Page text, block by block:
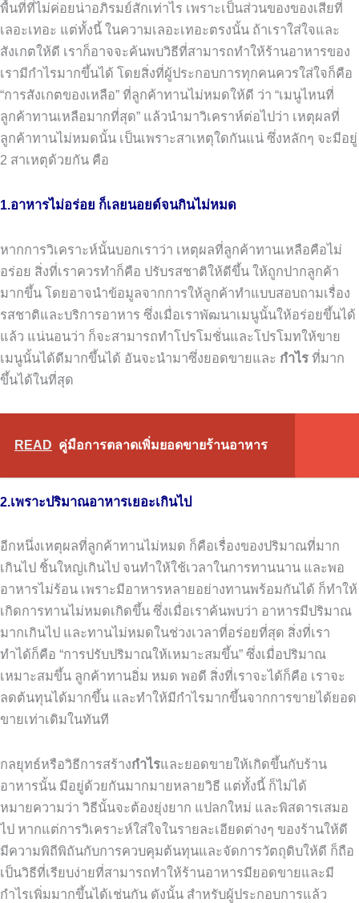
พื้นที่ที่ไม่ค่อยน่าอภิรมย์สักเท่าไร เพราะเป็นส่วนของของเสียที่
เลอะเทอะ แต่ทั้งนี้ ในความเลอะเทอะตรงนั้น ถ้าเราใส่ใจและ
สังเกตให้ดี เราก็อาจจะค้นพบวิธีที่สามารถทำให้ร้านอาหารของ
เรามีกำไรมากขึ้นได้ โดยสิ่งที่ผู้ประกอบการทุกคนควรใส่ใจก็คือ
“การสังเกตของเหลือ” ที่ลูกค้าทานไม่หมดให้ดี ว่า “เมนูไหนที่
ลูกค้าทานเหลือมากที่สุด” แล้วนำมาวิเคราห์ต่อไปว่า เหตุผลที่
ลูกค้าทานไม่หมดนั้น เป็นเพราะสาเหตุใดกันแน่ ซึ่งหลักๆ จะมีอยู่
2 สาเหตุด้วยกัน คือ
1.อาหารไม่อร่อย ก็เลยนอยด์จนกินไม่หมด
หากการวิเคราะห์นั้นบอกเราว่า เหตุผลที่ลูกค้าทานเหลือคือไม่
อร่อย สิ่งที่เราควรทำก็คือ ปรับรสชาติให้ดีขึ้น ให้ถูกปากลูกค้า
มากขึ้น โดยอาจนำข้อมูลจากการให้ลูกค้าทำแบบสอบถามเรื่อง
รสชาติและบริการอาหาร ซึ่งเมื่อเราพัฒนาเมนูนั้นให้อร่อยขึ้นได้
แล้ว แน่นอนว่า ก็จะสามารถทำโปรโมชั่นและโปรโมทให้ขาย
เมนูนั้นได้ดีมากขึ้นได้ อันจะนำมาซึ่งยอดขายและ กำไร ที่มาก
ขึ้นได้ในที่สุด
READ คู่มือการตลาดเพิ่มยอดขายร้านอาหาร
2.เพราะปริมาณอาหารเยอะเกินไป
อีกหนึ่งเหตุผลที่ลูกค้าทานไม่หมด ก็คือเรื่องของปริมาณที่มาก
เกินไป ชิ้นใหญ่เกินไป จนทำให้ใช้เวลาในการทานนาน และพอ
อาหารไม่ร้อน เพราะมีอาหารหลายอย่างทานพร้อมกันได้ ก็ทำให้
เกิดการทานไม่หมดเกิดขึ้น ซึ่งเมื่อเราค้นพบว่า อาหารมีปริมาณ
มากเกินไป และทานไม่หมดในช่วงเวลาที่อร่อยที่สุด สิ่งที่เรา
ทำได้ก็คือ “การปรับปริมาณให้เหมาะสมขึ้น” ซึ่งเมื่อปริมาณ
เหมาะสมขึ้น ลูกค้าทานอิ่ม หมด พอดี สิ่งที่เราจะได้ก็คือ เราจะ
ลดต้นทุนได้มากขึ้น และทำให้มีกำไรมากขึ้นจากการขายได้ยอด
ขายเท่าเดิมในทันที
กลยุทธ์หรือวิธีการสร้างกำไรและยอดขายให้เกิดขึ้นกับร้าน
อาหารนั้น มีอยู่ด้วยกันมากมายหลายวิธี แต่ทั้งนี้ ก็ไม่ได้
หมายความว่า วิธีนั้นจะต้องยุ่งยาก แปลกใหม่ และพิสดารเสมอ
ไป หากแต่การวิเคราะห์ใส่ใจในรายละเอียดต่างๆ ของร้านให้ดี
มีความพิถีพิถันกับการควบคุมต้นทุนและจัดการวัตถุดิบให้ดี ก็ถือ
เป็นวิธีที่เรียบง่ายที่สามารถทำให้ร้านอาหารมียอดขายและมี
กำไรเพิ่มมากขึ้นได้เช่นกัน ดังนั้น สำหรับผู้ประกอบการแล้ว